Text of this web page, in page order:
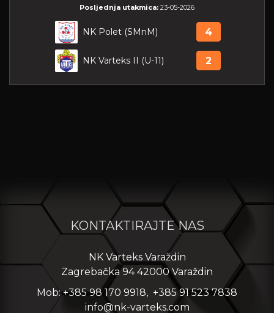
Posljednja utakmica: 23-05-2026
NK Polet (SMnM) 4
NK Varteks II (U-11) 2
KONTAKTIRAJTE NAS
NK Varteks Varaždin
Zagrebačka 94 42000 Varaždin
Mob: +385 98 170 9918, +385 91 523 7838
info@nk-varteks.com